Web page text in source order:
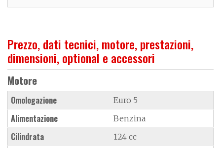
Prezzo, dati tecnici, motore, prestazioni,
dimensioni, optional e accessori
Motore
Omologazione Euro 5
Alimentazione Benzina
Cilindrata 124 cc